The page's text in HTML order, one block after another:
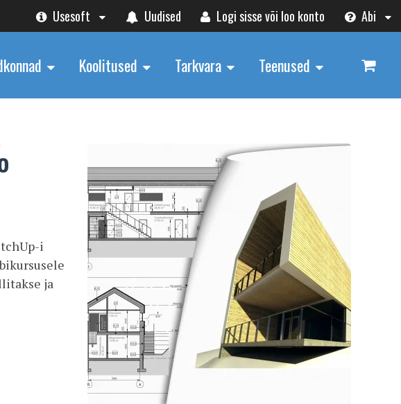
Usesoft Uudised Logi sisse või loo konto Abi
Koolitused Tarkvara Teenused
i
ja